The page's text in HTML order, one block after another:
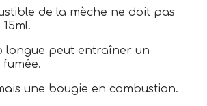
de la mèche ne doit pas
longue peut entraîner un
une bougie en combustion.